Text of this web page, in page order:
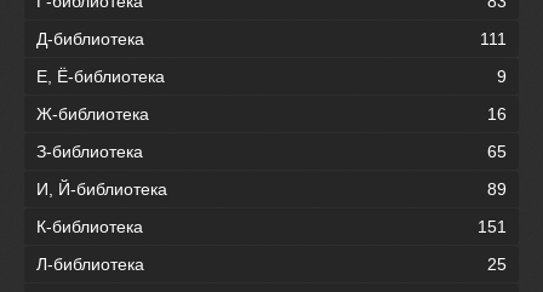
Д-библиотека
111
Е, Ё-библиотека
9
Ж-библиотека
16
З-библиотека
65
И, Й-библиотека
89
К-библиотека
151
Л-библиотека
25